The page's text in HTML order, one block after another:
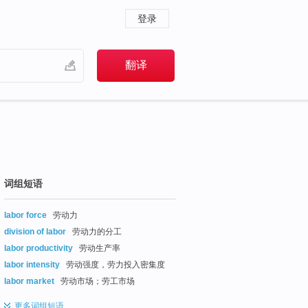
登录
词组短语
labor force
劳动力
division of labor
劳动力的分工
labor productivity
劳动生产率
labor intensity
劳动强度，劳力投入密集度
labor market
劳动市场；劳工市场
更多词组短语